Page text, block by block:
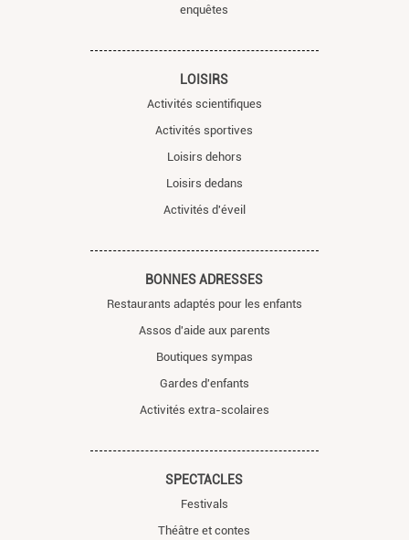
enquêtes
LOISIRS
Activités scientifiques
Activités sportives
Loisirs dehors
Loisirs dedans
Activités d'éveil
BONNES ADRESSES
Restaurants adaptés pour les enfants
Assos d'aide aux parents
Boutiques sympas
Gardes d'enfants
Activités extra-scolaires
SPECTACLES
Festivals
Théâtre et contes